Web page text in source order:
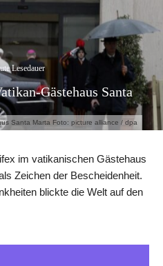
Santa Marta Foto: picture alliance / dpa
Lesedauer
Gästehaus Santa
im vatikanischen Gästehaus
Zeichen der Bescheidenheit.
blickte die Welt auf den